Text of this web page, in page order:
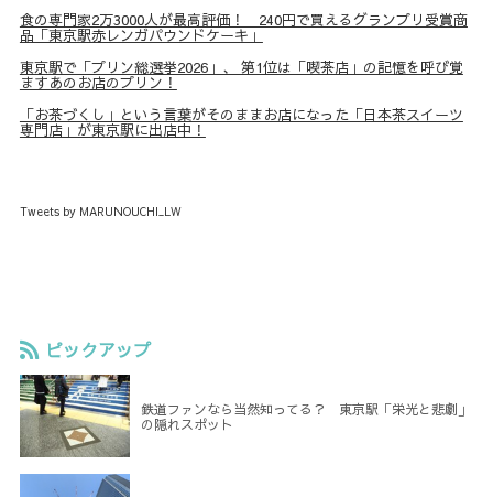
食の専門家2万3000人が最高評価！ 240円で買えるグランプリ受賞商
品「東京駅赤レンガパウンドケーキ」
東京駅で「プリン総選挙2026」、 第1位は「喫茶店」の記憶を呼び覚
ますあのお店のプリン！
「お茶づくし」という言葉がそのままお店になった「日本茶スイーツ
専門店」が東京駅に出店中！
Tweets by MARUNOUCHI_LW
ピックアップ
鉄道ファンなら当然知ってる？ 東京駅「栄光と悲劇」
の隠れスポット